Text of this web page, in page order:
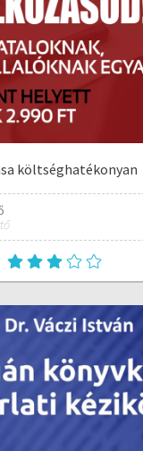
költséghatékonyan